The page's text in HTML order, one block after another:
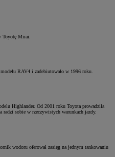
Toyotę Mirai.
RAV4 i zadebiutowało w 1996 roku.
Highlander. Od 2001 roku Toyota prowadziła
sobie w rzeczywistych warunkach jazdy.
wodoru oferował zasięg na jednym tankowaniu